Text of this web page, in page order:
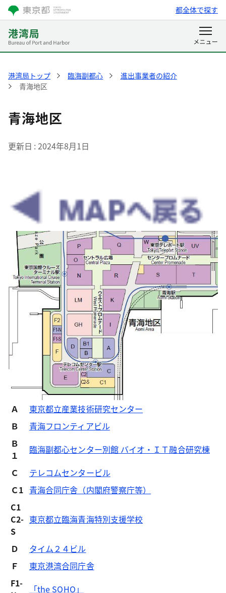
都全体で探す
港湾局トップ 臨海副都心
進出事業者の紹介
青海地区
青海地区
更新日 2024年8月1日
Ａ
東京都立産業技術研究センター
Ｂ
青海フロンティアビル
Ｂ
１
臨海副都心センター別館 バイオ・ＩＴ融合研究棟
Ｃ
テレコムセンタービル
Ｃ1 青海合同庁舎（内閣府警察庁等）
C1
C2-
S
東京都立臨海青海特別支援学校
Ｄ
タイム２４ビル
Ｆ
東京港湾合同庁舎
F1-
「the SOHO」